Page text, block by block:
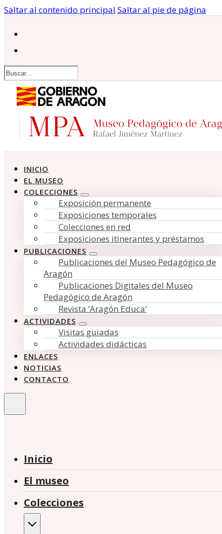
Saltar al contenido principal Saltar al pie de página
Buscar
INICIO
EL MUSEO
COLECCIONES
Exposición permanente
Exposiciones temporales
Colecciones en red
Exposiciones itinerantes y préstamos
PUBLICACIONES
Publicaciones del Museo Pedagógico de
Aragón
Publicaciones Digitales del Museo
Pedagógico de Aragón
Revista ‘Aragón Educa’
ACTIVIDADES
Visitas guiadas
Actividades didácticas
ENLACES
NOTICIAS
CONTACTO
Inicio
El museo
Colecciones